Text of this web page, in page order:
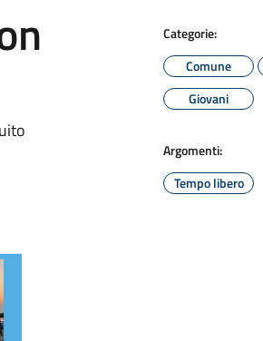
Categorie:
Comune
Giovani
Argomenti:
Tempo libero